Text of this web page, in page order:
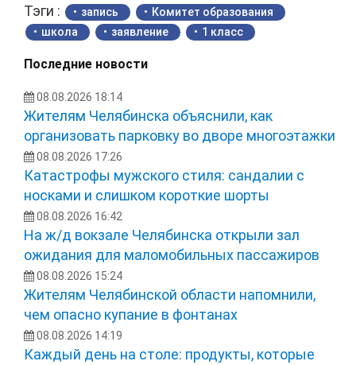
Тэги : запись
Комитет образования
школа
заявление 1 класс
Последние новости
08.08.2026 18:14
Жителям Челябинска объяснили, как
организовать парковку во дворе многоэтажки
08.08.2026 17:26
Катастрофы мужского стиля: сандалии с
носками и слишком короткие шорты
08.08.2026 16:42
На ж/д вокзале Челябинска открыли зал
ожидания для маломобильных пассажиров
08.08.2026 15:24
Жителям Челябинской области напомнили,
чем опасно купание в фонтанах
08.08.2026 14:19
Каждый день на столе: продукты, которые